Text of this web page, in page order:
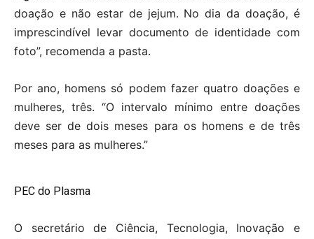
doação e não estar de jejum. No dia da doação, é
imprescindível levar documento de identidade com
foto”, recomenda a pasta.
Por ano, homens só podem fazer quatro doações e
mulheres, três. “O intervalo mínimo entre doações
deve ser de dois meses para os homens e de três
meses para as mulheres.”
PEC do Plasma
O secretário de Ciência, Tecnologia, Inovação e